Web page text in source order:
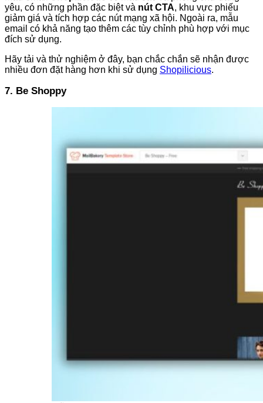
yêu, có những phần đặc biệt và nút CTA, khu vực phiếu
giảm giá và tích hợp các nút mạng xã hội. Ngoài ra, mẫu
email có khả năng tạo thêm các tùy chỉnh phù hợp với mục
đích sử dụng.
Hãy tải và thử nghiệm ở đây, bạn chắc chắn sẽ nhận được
nhiều đơn đặt hàng hơn khi sử dụng Shopilicious.
7. Be Shoppy